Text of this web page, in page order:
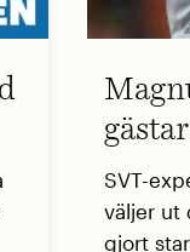
SVT-
väljer ut
gjort